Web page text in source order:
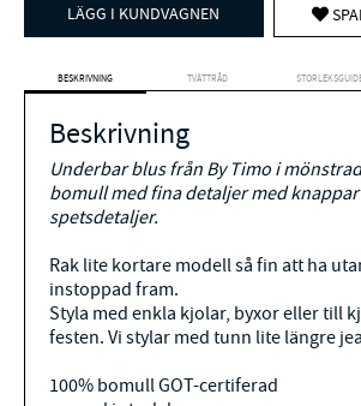
LÄGG I KUNDVAGNEN
BESKRIVNING TVÄTTRÅD
Beskrivning
Underbar blus från By Timo i
bomull med fina detaljer med
spetsdetaljer.
Rak lite kortare modell så fin att ha
instoppad fram.
Styla med enkla kjolar, byxor eller till
festen. Vi stylar med tunn lite längre
100% bomull GOT-certiferad